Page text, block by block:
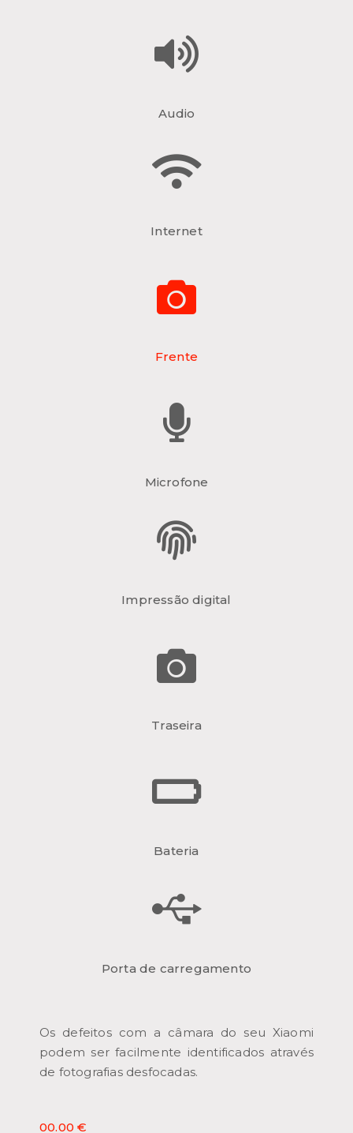
Audio
Internet
Frente
Microfone
Impressão digital
Traseira
Bateria
Porta de carregamento
Os defeitos com a câmara do seu Xiaomi
podem ser facilmente identificados através
de fotografias desfocadas.
00.00 €